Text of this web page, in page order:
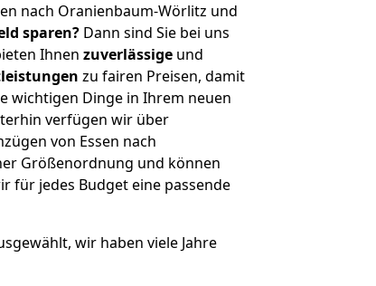
nach Oranienbaum-Wörlitz und
sparen? Dann sind Sie bei uns
Ihnen zuverlässige und
zu fairen Preisen, damit
wichtigen Dinge in Ihrem neuen
verfügen wir über
von Essen nach
Größenordnung und können
für jedes Budget eine passende
wir haben viele Jahre